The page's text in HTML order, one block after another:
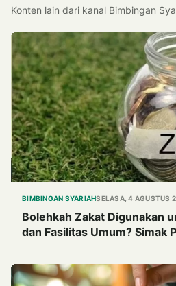
Konten lain dari kanal Bimbingan
BIMBINGAN SYARIAHSELASA, 4 AGUSTUS
Bolehkah Zakat Digunakan
dan Fasilitas Umum? Simak